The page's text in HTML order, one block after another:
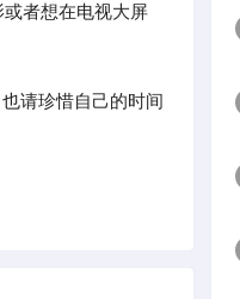
者想在电视大屏
请珍惜自己的时间